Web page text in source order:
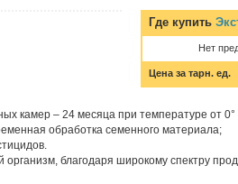
Где купить
Нет
Цена за тарн. ед.
камер – 24 месяца при температуре от
обработка семенного материала;
благодаря широкому спектру